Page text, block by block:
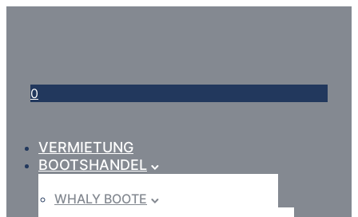
0
VERMIETUNG
BOOTSHANDEL
WHALY BOOTE